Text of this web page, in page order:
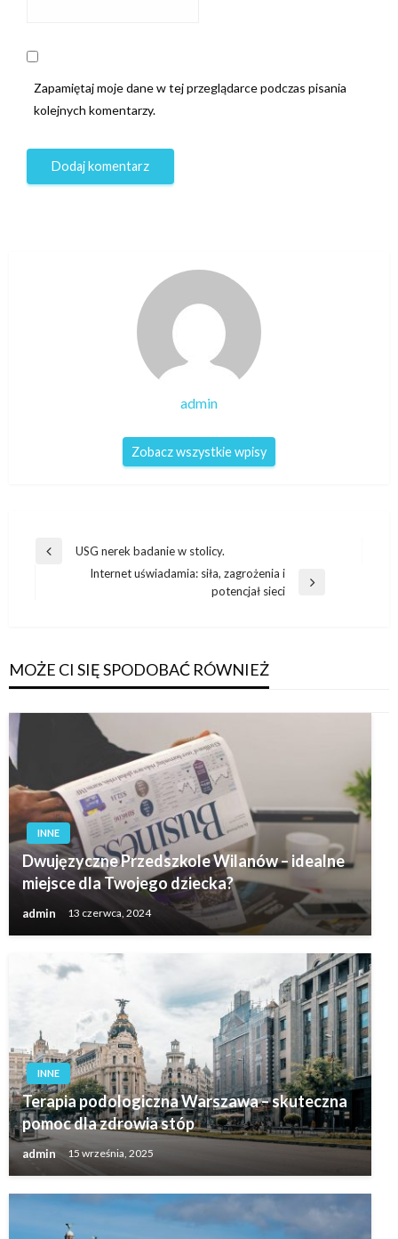
Zapamiętaj moje dane w tej przeglądarce podczas pisania
kolejnych komentarzy.
admin
Zobacz wszystkie wpisy
Nawigacja
Poprzedni
USG nerek badanie w stolicy.
Internet uświadamia: siła, zagrożenia i
potencjał sieci
MOŻE CI SIĘ SPODOBAĆ RÓWNIEŻ
INNE
Dwujęzyczne Przedszkole Wilanów – idealne
miejsce dla Twojego dziecka?
admin 13 czerwca, 2024
INNE
Terapia podologiczna Warszawa – skuteczna
pomoc dla zdrowia stóp
admin 15 września, 2025